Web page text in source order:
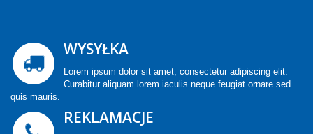
WYSYŁKA
Lorem ipsum dolor sit amet, consectetur adipiscing elit.
Curabitur aliquam lorem iaculis neque feugiat ornare sed
quis mauris.
REKLAMACJE